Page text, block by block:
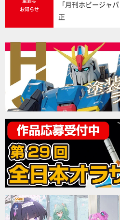
お知らせ
「月刊ホビージャ
正